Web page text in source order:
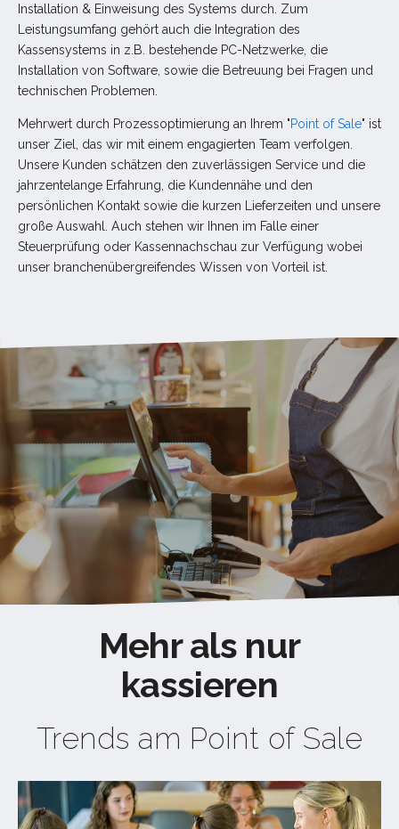
Installation & Einweisung des Systems durch. Zum
Leistungsumfang gehört auch die Integration des
Kassensystems in z.B. bestehende PC-Netzwerke, die
Installation von Software, sowie die Betreuung bei Fragen und
technischen Problemen.
Mehrwert durch Prozessoptimierung an Ihrem "Point of Sale" ist
unser Ziel, das wir mit einem engagierten Team verfolgen.
Unsere Kunden schätzen den zuverlässigen Service und die
jahrzentelange Erfahrung, die Kundennähe und den
persönlichen Kontakt sowie die kurzen Lieferzeiten und unsere
große Auswahl. Auch stehen wir Ihnen im Falle einer
Steuerprüfung oder Kassennachschau zur Verfügung wobei
unser branchenübergreifendes Wissen von Vorteil ist.
Mehr als nur
kassieren
Trends am Point of Sale